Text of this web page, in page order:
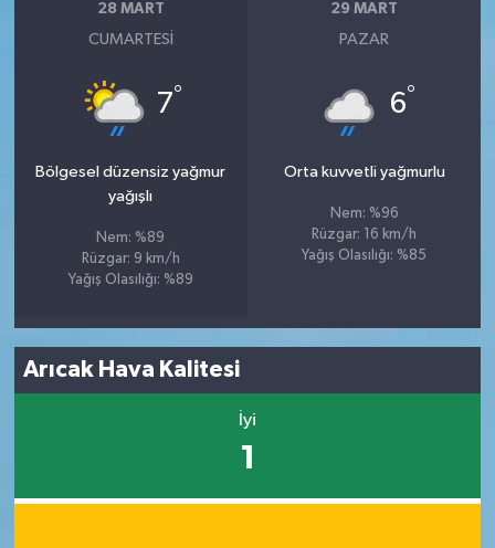
28 MART
CUMARTESI
7°
Bölgesel düzensiz yağmur
yağışlı
Nem: %89
Rüzgar: 9 km/h
Yağış Olasılığı: %89
29 MART
PAZAR
6°
Orta kuvvetli yağmurlu
Nem: %96
Rüzgar: 16 km/h
Yağış Olasılığı: %85
Arıcak Hava Kalitesi
İyi
1